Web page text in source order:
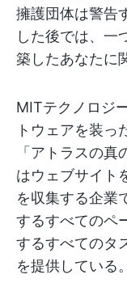
擁護団体は警
した後では、一
築したあなたに
MITテクノロジ
トウェアを装っ
「アトラスの
はウェブサイト
を収集する企業
するすべてのペ
するすべてのタ
を提供している。